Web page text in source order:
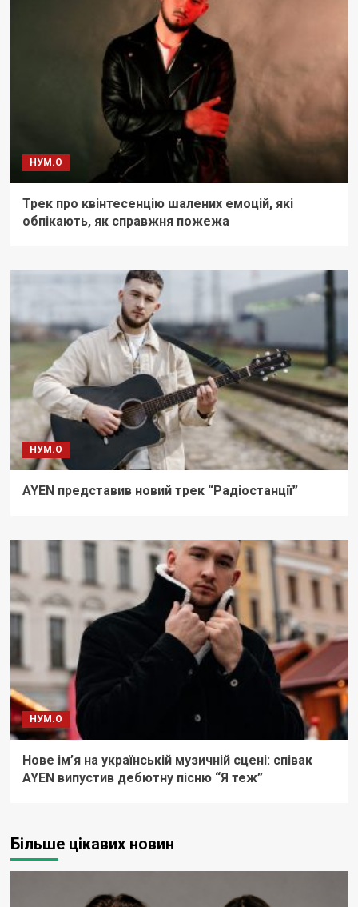
НУМ.О
Трек про квінтесенцію шалених емоцій, які
обпікають, як справжня пожежа
НУМ.О
AYEN представив новий трек “Радіостанції”
НУМ.О
Нове ім’я на українській музичній сцені: співак
AYEN випустив дебютну пісню “Я теж”
Більше цікавих новин